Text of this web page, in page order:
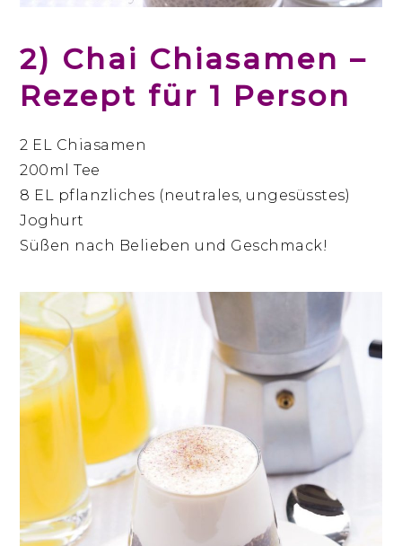
2) Chai Chiasamen –
Rezept für 1 Person
2 EL Chiasamen
200ml Tee
8 EL pflanzliches (neutrales, ungesüsstes)
Joghurt
Süßen nach Belieben und Geschmack!